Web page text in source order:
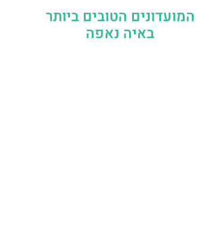
המועדונים הטובים ביותר
באיה נאפה